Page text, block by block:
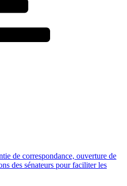
de correspondance, ouverture de
des sénateurs pour faciliter les